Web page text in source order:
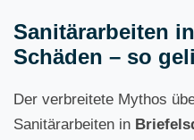
Sanitärarbeiten
Schäden – so
Der verbreitete Mythos
Sanitärarbeiten in